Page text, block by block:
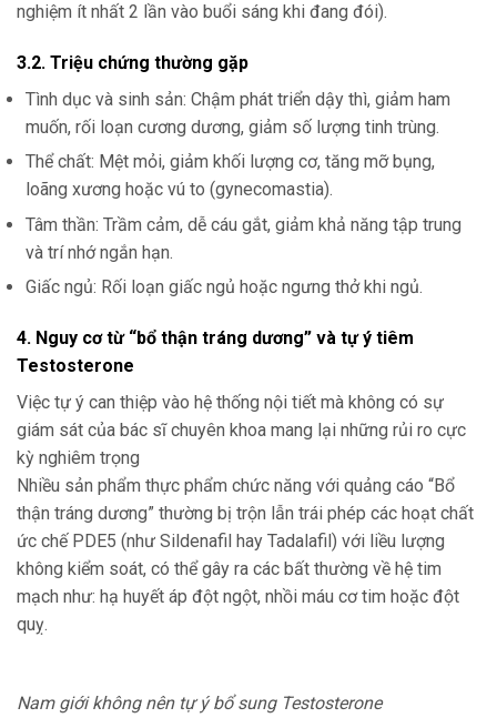
nghiệm ít nhất 2 lần vào buổi sáng khi đang đói).
3.2. Triệu chứng thường gặp
Tình dục và sinh sản: Chậm phát triển dậy thì, giảm ham
muốn, rối loạn cương dương, giảm số lượng tinh trùng.
Thể chất: Mệt mỏi, giảm khối lượng cơ, tăng mỡ bụng,
loãng xương hoặc vú to (gynecomastia).
Tâm thần: Trầm cảm, dễ cáu gắt, giảm khả năng tập trung
và trí nhớ ngắn hạn.
Giấc ngủ: Rối loạn giấc ngủ hoặc ngưng thở khi ngủ.
4. Nguy cơ từ “bổ thận tráng dương” và tự ý tiêm
Testosterone
Việc tự ý can thiệp vào hệ thống nội tiết mà không có sự
giám sát của bác sĩ chuyên khoa mang lại những rủi ro cực
kỳ nghiêm trọng
Nhiều sản phẩm thực phẩm chức năng với quảng cáo “Bổ
thận tráng dương” thường bị trộn lẫn trái phép các hoạt chất
ức chế PDE5 (như Sildenafil hay Tadalafil) với liều lượng
không kiểm soát, có thể gây ra các bất thường về hệ tim
mạch như: hạ huyết áp đột ngột, nhồi máu cơ tim hoặc đột
quỵ.
Nam giới không nên tự ý bổ sung Testosterone